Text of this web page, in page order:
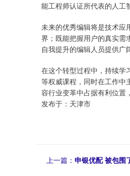
能工程师认证所代表的人工
未来的优秀编辑将是技术应
界；既能把握用户的真实需
自我提升的编辑人员提供广
在这个转型过程中，持续学
等权威课程，同时在工作中
容行业变革中占据有利位置
发布于：天津市
上一篇： 申银优配 被包围